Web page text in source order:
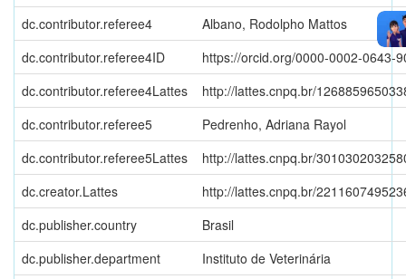
dc.contributor.referee4
Albano, Rodolpho Mattos
dc.contributor.referee4ID
https://orcid.org/0000-0002-0643-
dc.contributor.referee4Lattes
http://lattes.cnpq.br/
dc.contributor.referee5
Pedrenho, Adriana Rayol
dc.contributor.referee5Lattes
http://lattes.cnpq.br/
dc.creator.Lattes
http://lattes.cnpq.br/
dc.publisher.country
Brasil
dc.publisher.department
Instituto de Veterinária